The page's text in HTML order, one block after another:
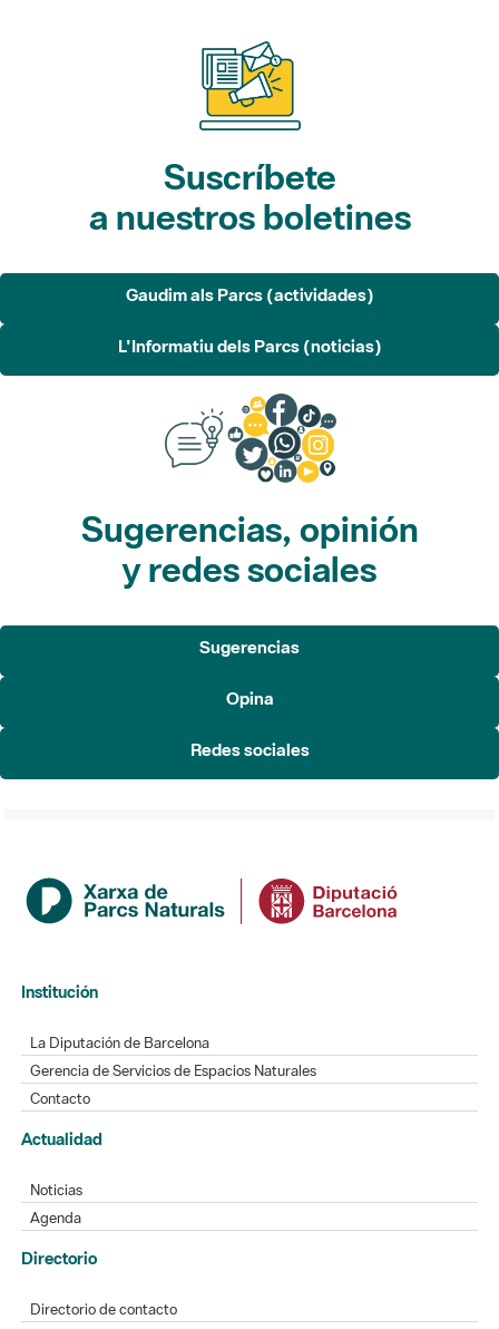
Suscríbete
a nuestros boletines
Gaudim als Parcs (actividades)
L'Informatiu dels Parcs (noticias)
Sugerencias, opinión
y redes sociales
Sugerencias
Opina
Redes sociales
Institución
La Diputación de Barcelona
Gerencia de Servicios de Espacios Naturales
Contacto
Actualidad
Noticias
Agenda
Directorio
Directorio de contacto